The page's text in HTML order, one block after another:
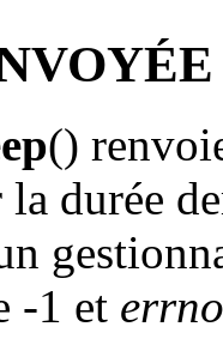
()
durée
-1 et errno